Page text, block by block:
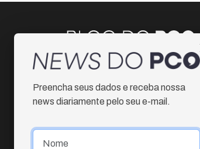
Instagram
Facebook
Preencha seus dados e receba nossa
news diariamente pelo seu e-mail.